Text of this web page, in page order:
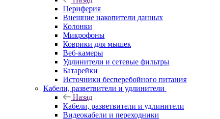
Периферия
Внешние накопители данных
Колонки
Микрофоны
Коврики для мышек
Веб-камеры
Удлинители и сетевые фильтры
Батарейки
Источники бесперебойного питания
Кабели, разветвители и удлинители
Назад
Кабели, разветвители и удлинители
Видеокабели и переходники